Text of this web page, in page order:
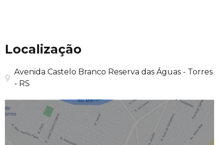
Localização
Avenida Castelo Branco Reserva das Águas - Torres
- RS